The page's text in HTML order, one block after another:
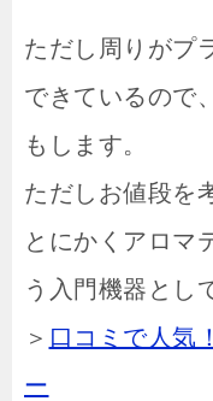
ただし周りがプ
できているので
もします。
ただしお値段を
とにかくアロマ
う入門機器とし
＞ 口コミで人気
ー